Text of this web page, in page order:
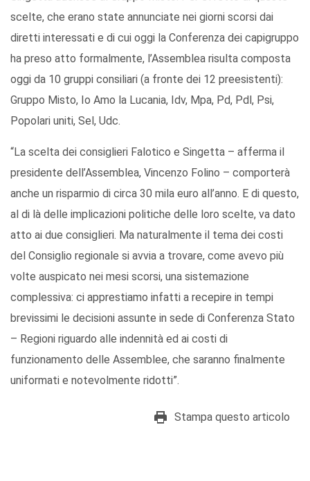
scelte, che erano state annunciate nei giorni scorsi dai
diretti interessati e di cui oggi la Conferenza dei capigruppo
ha preso atto formalmente, l’Assemblea risulta composta
oggi da 10 gruppi consiliari (a fronte dei 12 preesistenti):
Gruppo Misto, Io Amo la Lucania, Idv, Mpa, Pd, Pdl, Psi,
Popolari uniti, Sel, Udc.
“La scelta dei consiglieri Falotico e Singetta – afferma il
presidente dell’Assemblea, Vincenzo Folino – comporterà
anche un risparmio di circa 30 mila euro all’anno. E di questo,
al di là delle implicazioni politiche delle loro scelte, va dato
atto ai due consiglieri. Ma naturalmente il tema dei costi
del Consiglio regionale si avvia a trovare, come avevo più
volte auspicato nei mesi scorsi, una sistemazione
complessiva: ci apprestiamo infatti a recepire in tempi
brevissimi le decisioni assunte in sede di Conferenza Stato
– Regioni riguardo alle indennità ed ai costi di
funzionamento delle Assemblee, che saranno finalmente
uniformati e notevolmente ridotti”.
Stampa questo articolo